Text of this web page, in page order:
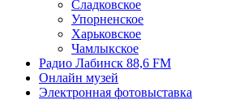
Сладковское
Упорненское
Харьковское
Чамлыкское
Радио Лабинск 88,6 FM
Онлайн музей
Электронная фотовыставка